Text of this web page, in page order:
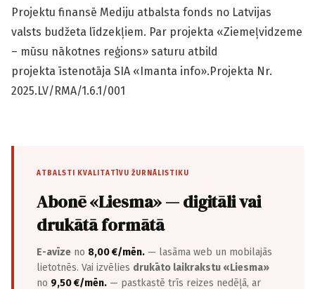
Projektu finansē Mediju atbalsta fonds no Latvijas
valsts budžeta līdzekļiem. Par projekta «Ziemeļvidzeme
– mūsu nākotnes reģions» saturu atbild
projekta īstenotāja SIA «Imanta info».Projekta Nr.
2025.LV/RMA/1.6.1/001
ATBALSTI KVALITATĪVU ŽURNĀLISTIKU
Abonē «Liesma» — digitāli vai
drukātā formātā
E-avīze no 8,00 €/mēn. — lasāma web un mobilajās
lietotnēs. Vai izvēlies drukāto laikrakstu «Liesma»
no 9,50 €/mēn. — pastkastē trīs reizes nedēļā, ar